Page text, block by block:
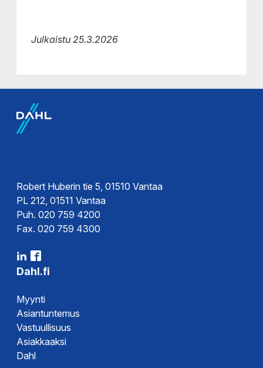
Julkaistu 25.3.2026
Robert Huberin tie 5, 01510 Vantaa
PL 212, 01511 Vantaa
Puh. 020 759 4200
Fax. 020 759 4300
Dahl.fi
Myynti
Asiantuntemus
Vastuullisuus
Asiakkaaksi
Dahl